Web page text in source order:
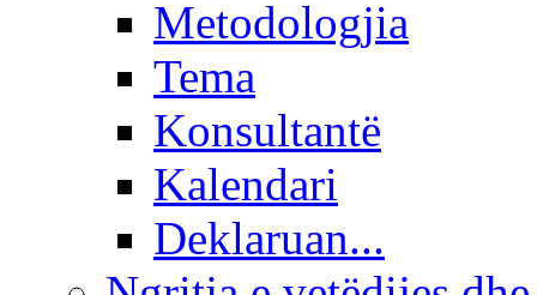
Metodologjia
Tema
Konsultantë
Kalendari
Deklaruan...